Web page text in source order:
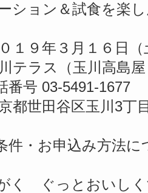
ション＆試食を楽
９年３月１６日（
ラス（玉川高島
番号 03-5491-1677
世田谷区玉川3丁
・お申込み方法に
がく ぐっとおいし